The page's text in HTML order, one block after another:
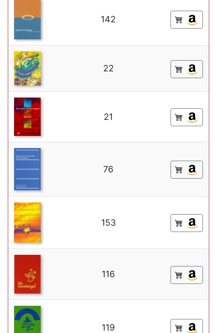
142
22
21
76
153
116
119